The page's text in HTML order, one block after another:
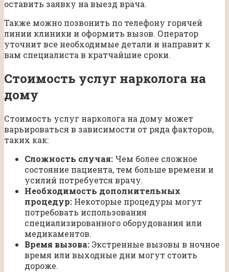
оставить заявку на выезд врача.
Также можно позвонить по телефону горячей
линии клиники и оформить вызов. Оператор
уточнит все необходимые детали и направит к
вам специалиста в кратчайшие сроки.
Стоимость услуг нарколога на
дому
Стоимость услуг нарколога на дому может
варьироваться в зависимости от ряда факторов,
таких как:
Сложность случая: Чем более сложное
состояние пациента, тем больше времени и
усилий потребуется врачу.
Необходимость дополнительных
процедур: Некоторые процедуры могут
потребовать использования
специализированного оборудования или
медикаментов.
Время вызова: Экстренные вызовы в ночное
время или выходные дни могут стоить
дороже.